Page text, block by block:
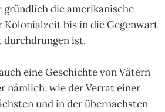
gründlich die amerikanische
Kolonialzeit bis in die Gegenwart
ist.
eine Geschichte von Vätern
nämlich, wie der Verrat einer
und in der übernächsten